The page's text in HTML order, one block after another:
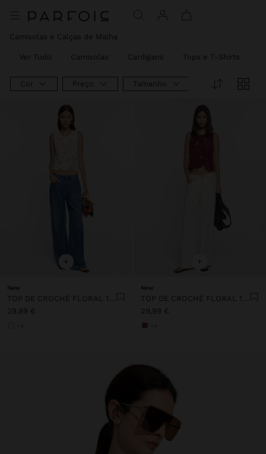
Camisolas e Calças de Malha
Ver Tudo Camisolas Cardigans Tops e T-Shirts
Cor Preço Tamanho
+
New
TOP DE CROCHÉ FLORAL 100% ALGODÃO
29,99 €
+
New
TOP DE CROCHÉ FLORAL 100% ALGODÃO
29,99 €